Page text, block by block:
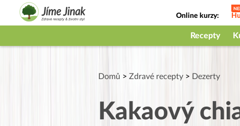
Online kurzy:
Jak na babičky
Recepty
Domů > Zdravé recepty > Dezerty
Kakaový